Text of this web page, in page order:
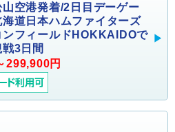
空港発着/2日目デーゲー
海道日本ハムファイターズ
ンフィールドHOKKAIDOで
3日間
299,900円